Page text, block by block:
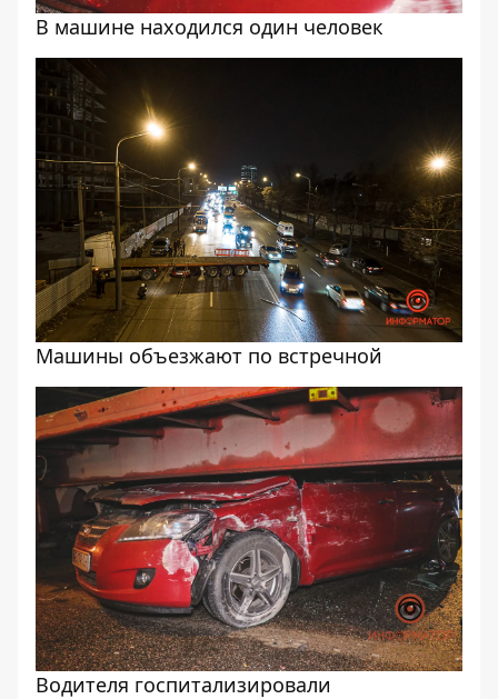
В машине находился один человек
Машины объезжают по встречной
Водителя госпитализировали